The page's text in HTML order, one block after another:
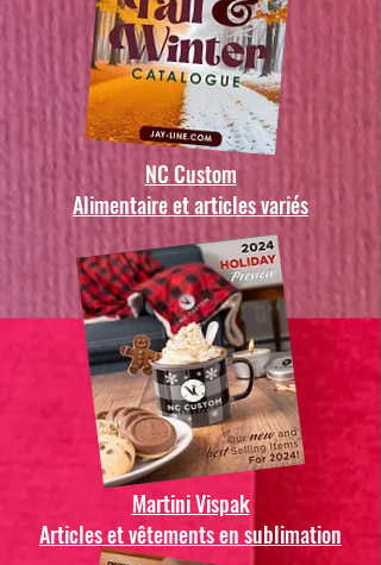
NC Custom
Alimentaire et articles variés
Martini Vispak
Articles et vêtements en sublimation